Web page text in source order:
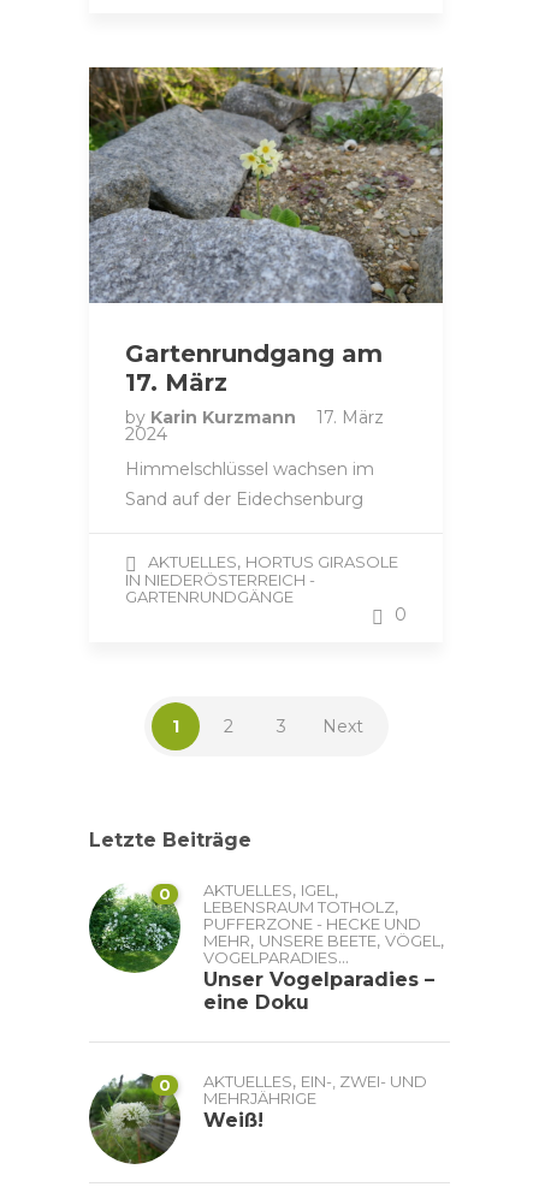
Gartenrundgang am
17. März
by Karin Kurzmann 17. März
2024
Himmelschlüssel wachsen im
Sand auf der Eidechsenburg
AKTUELLES, HORTUS GIRASOLE
IN NIEDERÖSTERREICH -
GARTENRUNDGÄNGE
0
1 2 3 Next
Letzte Beiträge
0 AKTUELLES, IGEL ,
LEBENSRAUM TOTHOLZ,
PUFFERZONE - HECKE UND
MEHR, UNSERE BEETE, VÖGEL ,
VOGELPARADIES...
Unser Vogelparadies –
eine Doku
0 AKTUELLES, EIN-, ZWEI- UND
MEHRJÄHRIGE
Weiß!